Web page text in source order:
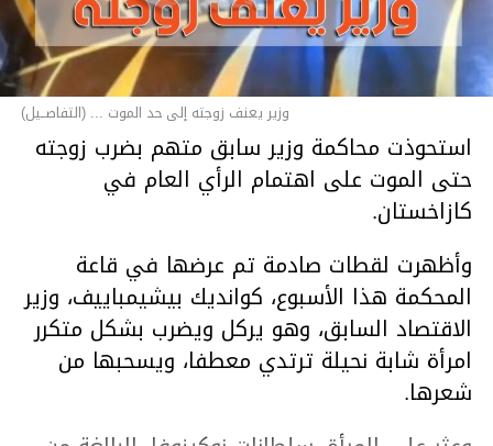
وزير يعنف زوجته إلى حد الموت ... (التفاصــيل)
استحوذت محاكمة وزير سابق متهم بضرب زوجته
حتى الموت على اهتمام الرأي العام في
كازاخستان.
وأظهرت لقطات صادمة تم عرضها في قاعة
المحكمة هذا الأسبوع، كوانديك بيشيمباييف، وزير
الاقتصاد السابق، وهو يركل ويضرب بشكل متكرر
امرأة شابة نحيلة ترتدي معطفا، ويسحبها من
شعرها.